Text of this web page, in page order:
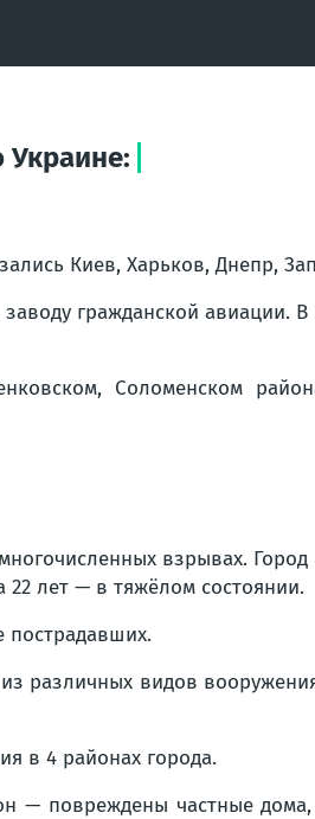
Украине:
Киев, Харьков, Днепр,
гражданской авиации.
Соломенском
взрывах.
лет — в тяжёлом состоянии.
пострадавших.
различных видов
в 4 районах города.
повреждены частные